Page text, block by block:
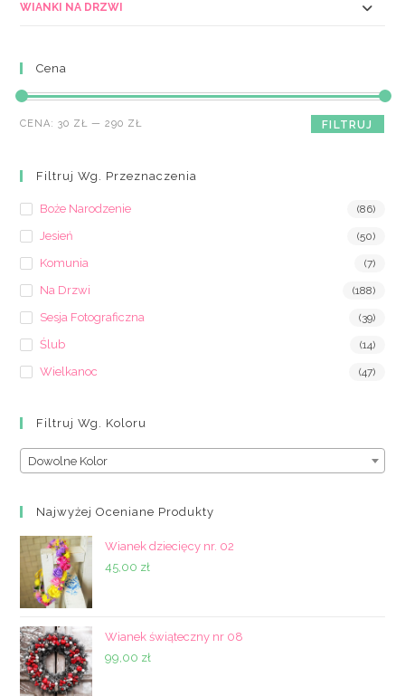
WIANKI NA DRZWI
Cena
Cena
Cena
FILTRUJ
CENA:30 ZŁ —290 ZŁ
Filtruj Wg. Przeznaczenia
Boże Narodzenie (86)
Jesień (50)
Komunia (7)
Na Drzwi (188)
Sesja Fotograficzna (39)
Ślub (14)
Wielkanoc (47)
Filtruj Wg. Koloru
Dowolne Kolor
Najwyżej Oceniane Produkty
Wianek dziecięcy nr. 02
45,00 zł
Wianek świąteczny nr 08
99,00 zł